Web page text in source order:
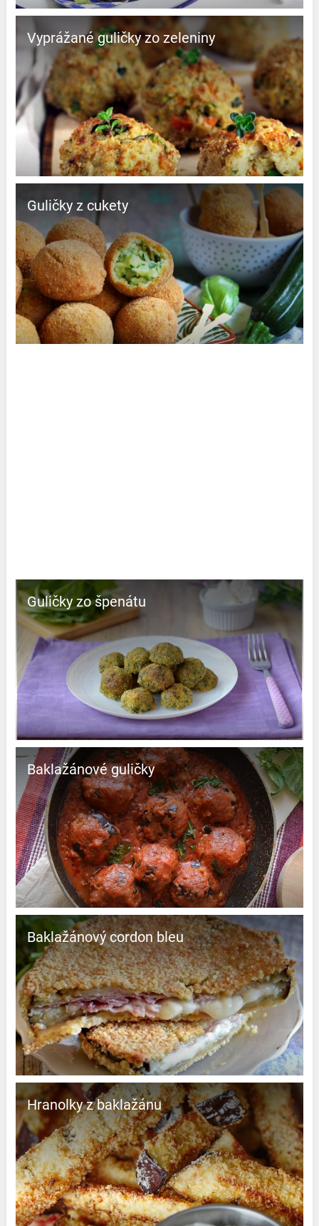
Vyprážané guličky zo zeleniny
Guličky z cukety
Guličky zo špenátu
Baklažánové guličky
Baklažánový cordon bleu
Hranolky z baklažánu